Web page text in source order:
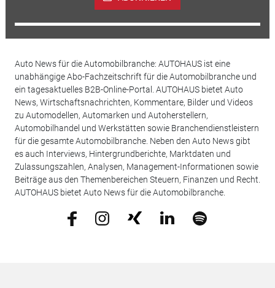
Auto News für die Automobilbranche: AUTOHAUS ist eine
unabhängige Abo-Fachzeitschrift für die Automobilbranche und
ein tagesaktuelles B2B-Online-Portal. AUTOHAUS bietet Auto
News, Wirtschaftsnachrichten, Kommentare, Bilder und Videos
zu Automodellen, Automarken und Autoherstellern,
Automobilhandel und Werkstätten sowie Branchendienstleistern
für die gesamte Automobilbranche. Neben den Auto News gibt
es auch Interviews, Hintergrundberichte, Marktdaten und
Zulassungszahlen, Analysen, Management-Informationen sowie
Beiträge aus den Themenbereichen Steuern, Finanzen und Recht.
AUTOHAUS bietet Auto News für die Automobilbranche.